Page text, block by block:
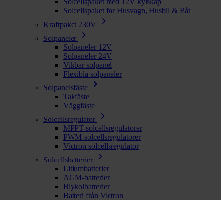
Solcellspaket med 12V kylskåp
Solcellspaket för Husvagn, Husbil & Båt
Kraftpaket 230V
chevron_right
Solpaneler chevron_right
Solpaneler 12V
Solpaneler 24V
Vikbar solpanel
Flexibla solpaneler
Solpanelsfäste
chevron_right
Takfäste
Väggfäste
Solcellsregulator
chevron_right
MPPT-solcellsregulatorer
PWM-solcellsregulatorer
Victron solcellsregulator
Solcellsbatterier
chevron_right
Litiumbatterier
AGM-batterier
Blykolbatterier
Batteri från Victron